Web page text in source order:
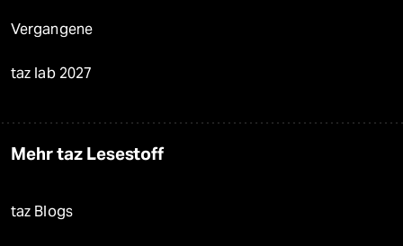
Vergangene
taz lab 2027
Mehr taz Lesestoff
taz Blogs